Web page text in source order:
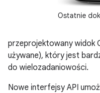
Ostatnie
przeprojektowany widok
używane), który jest
do wielozadaniowości.
Nowe interfejsy API